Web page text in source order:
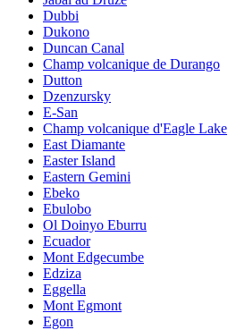
Dubbi
Dukono
Duncan Canal
Champ volcanique de Durango
Dutton
Dzenzursky
E-San
Champ volcanique d'Eagle Lake
East Diamante
Easter Island
Eastern Gemini
Ebeko
Ebulobo
Ol Doinyo Eburru
Ecuador
Mont Edgecumbe
Edziza
Eggella
Mont Egmont
Egon